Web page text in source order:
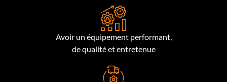
Avoir un équipement performant,
de qualité et entretenue